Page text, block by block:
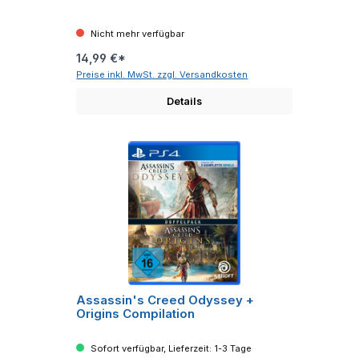
Nicht mehr verfügbar
14,99 €*
Preise inkl. MwSt. zzgl. Versandkosten
Details
Assassin's Creed Odyssey +
Origins Compilation
Sofort verfügbar, Lieferzeit: 1-3 Tage